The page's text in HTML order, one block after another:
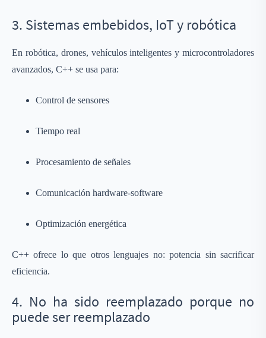
3. Sistemas embebidos, IoT y robótica
En robótica, drones, vehículos inteligentes y microcontroladores
avanzados, C++ se usa para:
Control de sensores
Tiempo real
Procesamiento de señales
Comunicación hardware-software
Optimización energética
C++ ofrece lo que otros lenguajes no: potencia sin sacrificar
eficiencia.
4. No ha sido reemplazado porque no
puede ser reemplazado